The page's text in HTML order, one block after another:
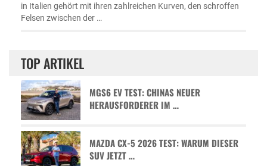
in Italien gehört mit ihren zahlreichen Kurven, den schroffen
Felsen zwischen der …
TOP ARTIKEL
MGS6 EV TEST: CHINAS NEUER
HERAUSFORDERER IM …
MAZDA CX-5 2026 TEST: WARUM DIESER
SUV JETZT …